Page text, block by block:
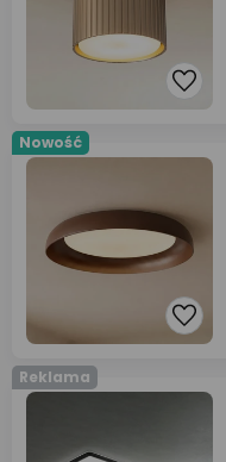
Nowość
Reklama